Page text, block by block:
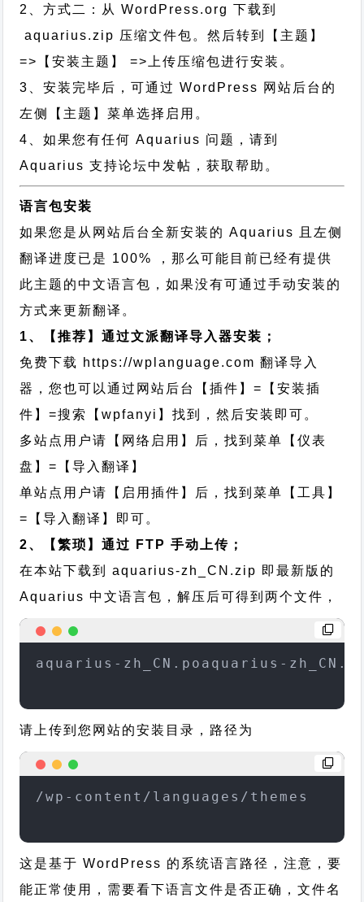
2、方式二：从 WordPress.org 下载到
aquarius.zip 压缩文件包。然后转到【主题】
=>【安装主题】 =>上传压缩包进行安装。
3、安装完毕后，可通过 WordPress 网站后台的
左侧【主题】菜单选择启用。
4、如果您有任何 Aquarius 问题，请到
Aquarius 支持论坛中发帖，获取帮助。
语言包安装
如果您是从网站后台全新安装的 Aquarius 且左侧
翻译进度已是 100% ，那么可能目前已经有提供
此主题的中文语言包，如果没有可通过手动安装的
方式来更新翻译。
1、【推荐】通过文派翻译导入器安装；
免费下载 https://wplanguage.com 翻译导入
器，您也可以通过网站后台【插件】=【安装插
件】=搜索【wpfanyi】找到，然后安装即可。
多站点用户请【网络启用】后，找到菜单【仪表
盘】=【导入翻译】
单站点用户请【启用插件】后，找到菜单【工具】
=【导入翻译】即可。
2、【繁琐】通过 FTP 手动上传；
在本站下载到aquarius-zh_CN.zip 即最新版的
Aquarius 中文语言包，解压后可得到两个文件，
aquarius-zh_CN.poaquarius-
请上传到您网站的安装目录，路径为
/wp-content/languages/themes
这是基于 WordPress 的系统语言路径，注意，要
能正常使用，需要看下语言文件是否正确，文件名